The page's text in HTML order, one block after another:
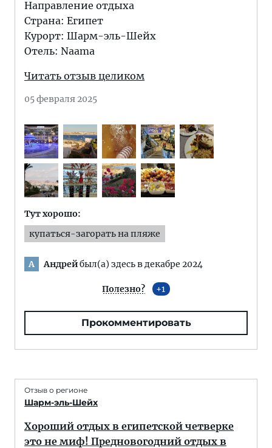
Направление отдыха
Страна: Египет
Курорт: Шарм-эль-Шейх
Отель: Naama
Читать отзыв целиком
05 февраля 2025
Тут хорошо:
купаться-загорать на пляже
А Андрейбыл(а) здесь в декабре 2024
Полезно? 1
Прокомментировать
Отзыв о регионе
Шарм-эль-Шейх
Хороший отдых в египетской четверке
это не миф! Предновогодний отдых в